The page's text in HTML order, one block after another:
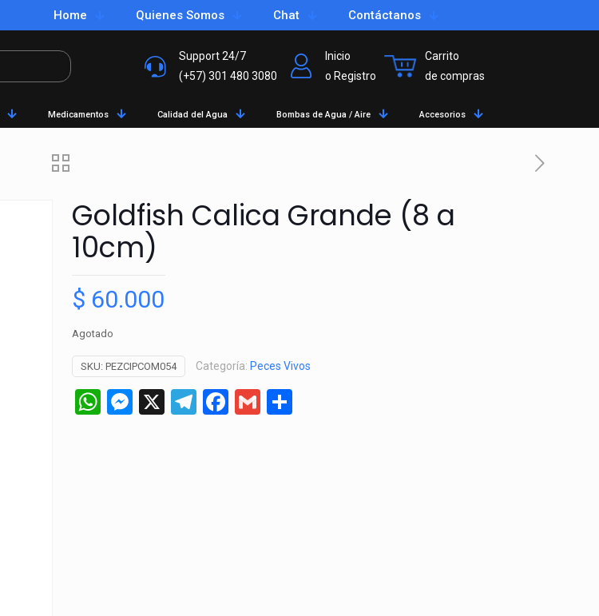
Home Quienes Somos Chat Contáctanos
Support 24/7
(+57) 301 480 3080
Inicio
o Registro
Carrito
de compras
Medicamentos Calidad del Agua Bombas de Agua / Aire Accesorios
Goldfish Calica Grande (8 a
10cm)
$ 60.000
Agotado
SKU: PEZCIPCOM054 Categoría: Peces Vivos
WhatsApp
Messenger
X Telegram
Facebook
Gmail